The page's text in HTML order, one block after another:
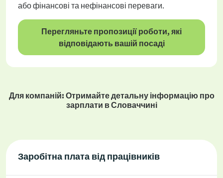
або фінансові та нефінансові переваги.
Перегляньте пропозиції роботи, які
відповідають вашій посаді
Для компаній: Отримайте детальну інформацію про
зарплати в Словаччині
Заробітна плата від працівників